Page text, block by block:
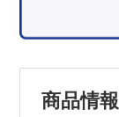
商品情報